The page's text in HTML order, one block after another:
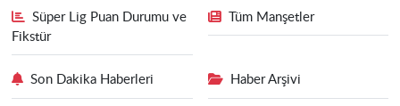
Süper Lig Puan Durumu ve
Fikstür
Tüm Manşetler
Son Dakika Haberleri Haber Arşivi